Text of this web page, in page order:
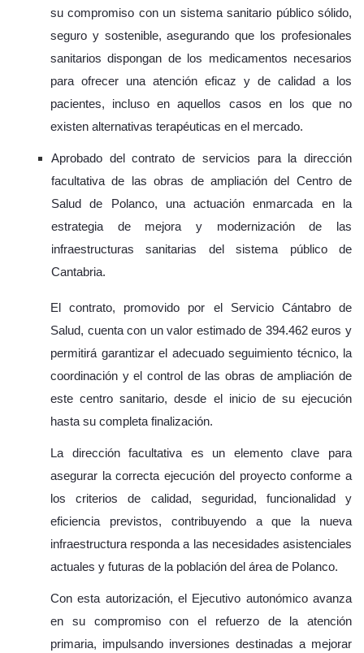
su compromiso con un sistema sanitario público sólido,
seguro y sostenible, asegurando que los profesionales
sanitarios dispongan de los medicamentos necesarios
para ofrecer una atención eficaz y de calidad a los
pacientes, incluso en aquellos casos en los que no
existen alternativas terapéuticas en el mercado.
Aprobado del contrato de servicios para la dirección
facultativa de las obras de ampliación del Centro de
Salud de Polanco, una actuación enmarcada en la
estrategia de mejora y modernización de las
infraestructuras sanitarias del sistema público de
Cantabria.
El contrato, promovido por el Servicio Cántabro de
Salud, cuenta con un valor estimado de 394.462 euros y
permitirá garantizar el adecuado seguimiento técnico, la
coordinación y el control de las obras de ampliación de
este centro sanitario, desde el inicio de su ejecución
hasta su completa finalización.
La dirección facultativa es un elemento clave para
asegurar la correcta ejecución del proyecto conforme a
los criterios de calidad, seguridad, funcionalidad y
eficiencia previstos, contribuyendo a que la nueva
infraestructura responda a las necesidades asistenciales
actuales y futuras de la población del área de Polanco.
Con esta autorización, el Ejecutivo autonómico avanza
en su compromiso con el refuerzo de la atención
primaria, impulsando inversiones destinadas a mejorar